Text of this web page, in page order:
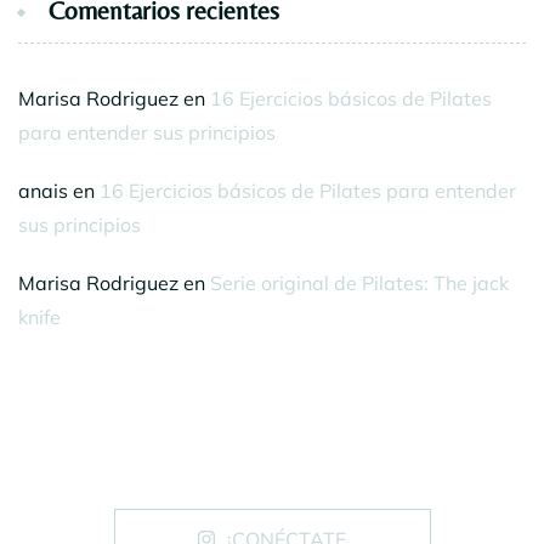
Comentarios recientes
Marisa Rodriguez en 16 Ejercicios básicos de Pilates
para entender sus principios
anais en 16 Ejercicios básicos de Pilates para entender
sus principios
Marisa Rodriguez en Serie original de Pilates: The jack
knife
¡CONÉCTATE